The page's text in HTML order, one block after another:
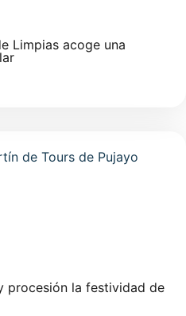
Limpias acoge una
procesión la festividad de